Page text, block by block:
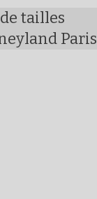
tailles
Paris